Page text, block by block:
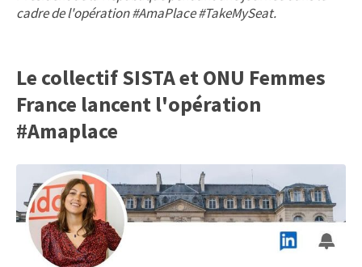
cadre de l'opération #AmaPlace #TakeMySeat.
Le collectif SISTA et ONU Femmes
France lancent l'opération
#Amaplace